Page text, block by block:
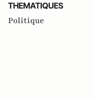
THEMATIQUES
Politique